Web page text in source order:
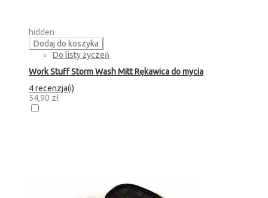
hidden
Dodaj do koszyka
Do listy życzeń
Work Stuff Storm Wash Mitt Rękawica do mycia
4 recenzja(i)
54,90 zł